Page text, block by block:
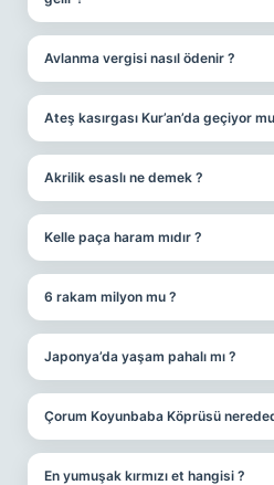
Avlanma vergisi nasıl ödenir ?
Ateş kasırgası Kur’an’da geçiyor
Akrilik esaslı ne demek ?
Kelle paça haram mıdır ?
6 rakam milyon mu ?
Japonya’da yaşam pahalı mı ?
Çorum Koyunbaba Köprüsü
En yumuşak kırmızı et hangisi ?